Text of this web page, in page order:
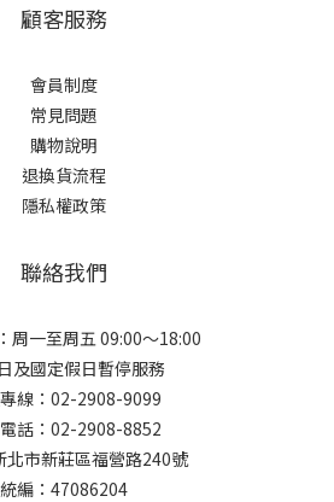
顧客服務
會員制度
常見問題
購物說明
退換貨流程
隱私權政策
聯絡我們
周一至周五 09:00～18:00
及國定假日暫停服務
線：02-2908-9099
話：02-2908-8852
北市新莊區福營路240號
統編：47086204